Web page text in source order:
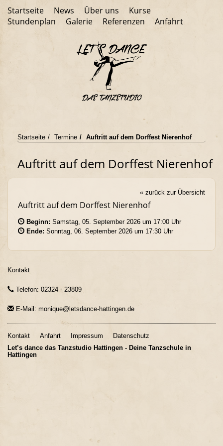
Startseite News Über uns
Kurse
Stundenplan
Galerie Referenzen Anfahrt
Startseite Termine Auftritt auf dem Dorffest Nierenhof
Auftritt auf dem Dorffest Nierenhof
« zurück zur Übersicht
Auftritt auf dem Dorffest Nierenhof
Beginn: Samstag, 05. September 2026 um 17:00 Uhr
Ende: Sonntag, 06. September 2026 um 17:30 Uhr
Kontakt
Telefon: 02324 - 23809
E-Mail: monique@letsdance-hattingen.de
Kontakt Anfahrt Impressum
Datenschutz
Let’s dance das Tanzstudio Hattingen - Deine Tanzschule in
Hattingen